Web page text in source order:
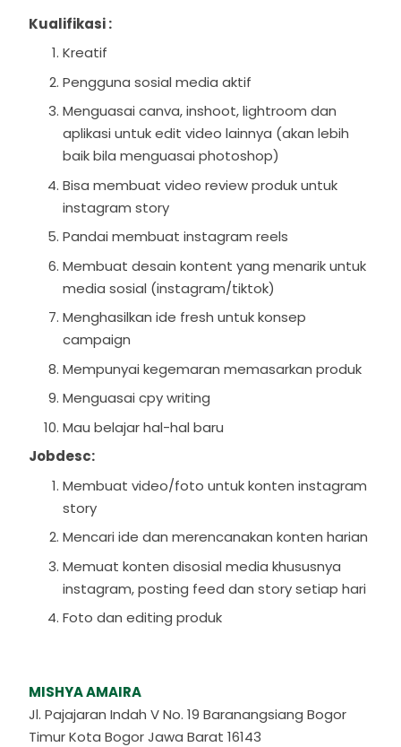
Kualifikasi :
Kreatif
Pengguna sosial media aktif
Menguasai canva, inshoot, lightroom dan
aplikasi untuk edit video lainnya (akan lebih
baik bila menguasai photoshop)
Bisa membuat video review produk untuk
instagram story
Pandai membuat instagram reels
Membuat desain kontent yang menarik untuk
media sosial (instagram/tiktok)
Menghasilkan ide fresh untuk konsep
campaign
Mempunyai kegemaran memasarkan produk
Menguasai cpy writing
Mau belajar hal-hal baru
Jobdesc:
Membuat video/foto untuk konten instagram
story
Mencari ide dan merencanakan konten harian
Memuat konten disosial media khususnya
instagram, posting feed dan story setiap hari
Foto dan editing produk
MISHYA AMAIRA
Jl. Pajajaran Indah V No. 19 Baranangsiang Bogor
Timur Kota Bogor Jawa Barat 16143